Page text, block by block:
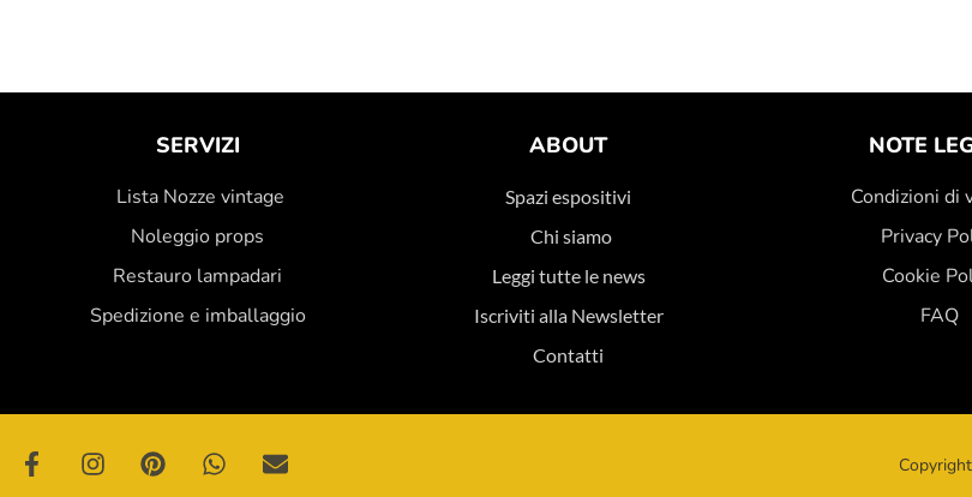
SERVIZI
Lista Nozze vintage
Noleggio props
Restauro lampadari
Spedizione e imballaggio
ABOUT
Spazi espositivi
Chi siamo
Leggi tutte le news
Iscriviti alla Newsletter
Contatti
NOTE
Condizioni di
Privacy
Cookie
FAQ